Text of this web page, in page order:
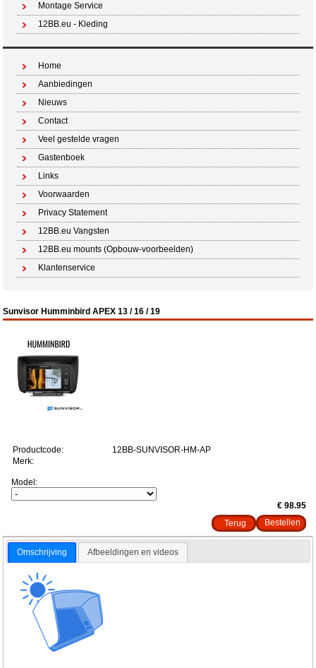
Montage Service
12BB.eu - Kleding
Home
Aanbiedingen
Nieuws
Contact
Veel gestelde vragen
Gastenboek
Links
Voorwaarden
Privacy Statement
12BB.eu Vangsten
12BB.eu mounts (Opbouw-voorbeelden)
Klantenservice
Sunvisor Humminbird APEX 13 / 16 / 19
Productcode:
12BB-SUNVISOR-HM-AP
Merk:
Model:
€ 98.95
Terug
Omschrijving Afbeeldingen en videos